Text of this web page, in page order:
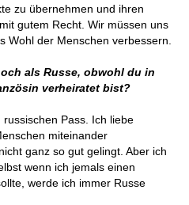
zu übernehmen und ihren
gutem Recht. Wir müssen uns
Wohl der Menschen verbessern.
als Russe, obwohl du in
verheiratet bist?
Pass. Ich liebe
miteinander
ganz so gut gelingt. Aber ich
wenn ich jemals einen
werde ich immer Russe